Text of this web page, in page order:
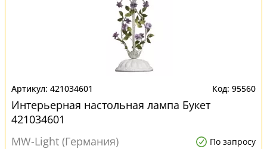
421034601 95560
Интерьерная настольная лампа Букет
421034601
MW-Light (Германия)
По запросу